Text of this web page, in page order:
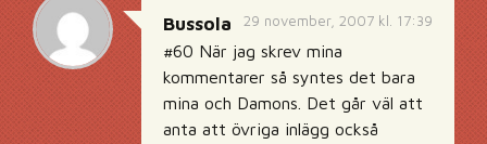
29 november, 2007 kl. 17:39
Bussola
#60 När jag skrev mina
kommentarer så syntes det bara
mina och Damons. Det går väl att
anta att övriga inlägg också